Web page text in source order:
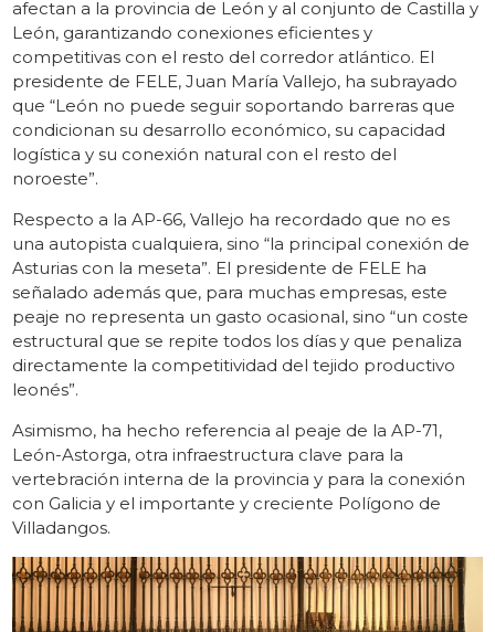
afectan a la provincia de León y al conjunto de Castilla y
León, garantizando conexiones eficientes y
competitivas con el resto del corredor atlántico. El
presidente de FELE, Juan María Vallejo, ha subrayado
que “León no puede seguir soportando barreras que
condicionan su desarrollo económico, su capacidad
logística y su conexión natural con el resto del
noroeste”.
Respecto a la AP-66, Vallejo ha recordado que no es
una autopista cualquiera, sino “la principal conexión de
Asturias con la meseta”. El presidente de FELE ha
señalado además que, para muchas empresas, este
peaje no representa un gasto ocasional, sino “un coste
estructural que se repite todos los días y que penaliza
directamente la competitividad del tejido productivo
leonés”.
Asimismo, ha hecho referencia al peaje de la AP-71,
León-Astorga, otra infraestructura clave para la
vertebración interna de la provincia y para la conexión
con Galicia y el importante y creciente Polígono de
Villadangos.